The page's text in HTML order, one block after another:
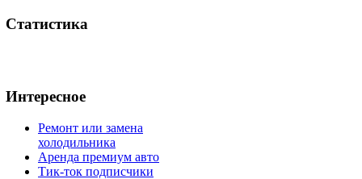
Статистика
Интересное
Ремонт или замена
холодильника
Аренда премиум авто
Тик-ток подписчики